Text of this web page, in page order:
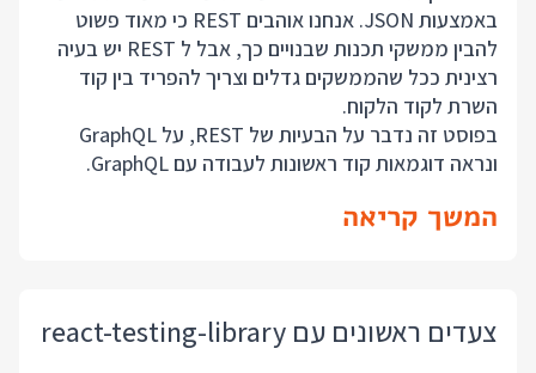
באמצעות JSON. אנחנו אוהבים REST כי מאוד פשוט
להבין ממשקי תכנות שבנויים כך, אבל ל REST יש בעיה
רצינית ככל שהממשקים גדלים וצריך להפריד בין קוד
השרת לקוד הלקוח.
בפוסט זה נדבר על הבעיות של REST, על GraphQL
ונראה דוגמאות קוד ראשונות לעבודה עם GraphQL.
המשך קריאה
צעדים ראשונים עם react-testing-library